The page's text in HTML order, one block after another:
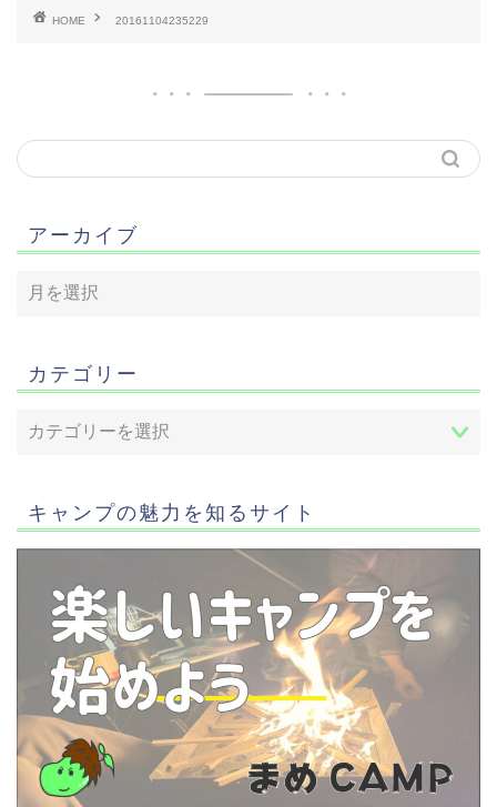
HOME 20161104235229
アーカイブ
カテゴリー
キャンプの魅力を知るサイト